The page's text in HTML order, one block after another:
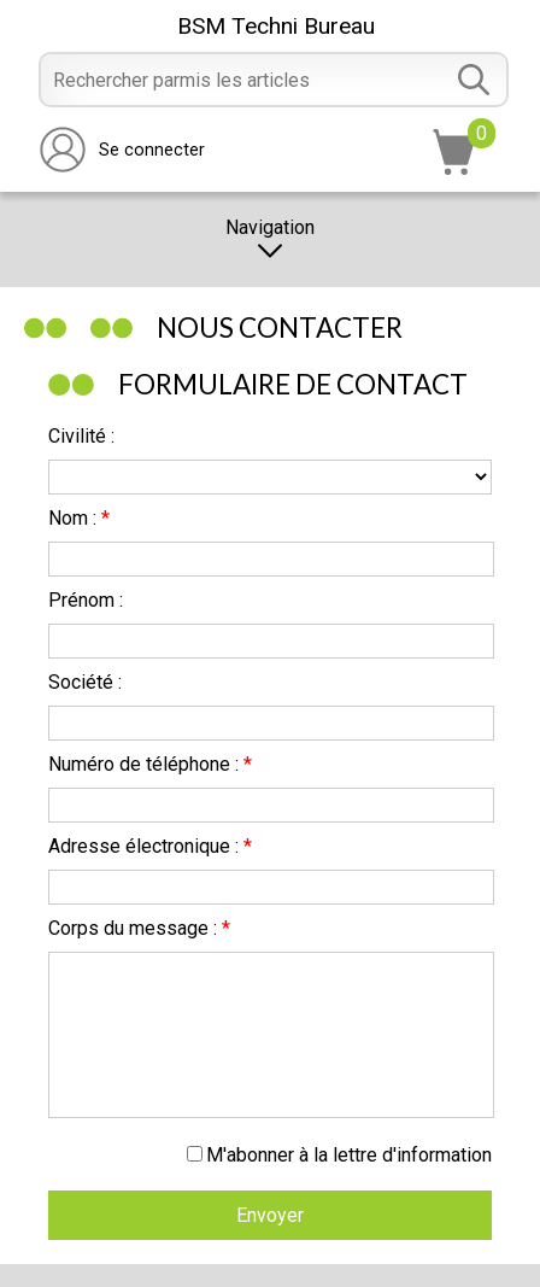
BSM Techni Bureau
Se connecter
0
Navigation
PROMOTION
NOTRE MAGASIN
NOUS CONTACTER
FORMULAIRE DE CONTACT
Civilité :
Nom : *
Prénom :
Société :
Numéro de téléphone : *
Adresse électronique : *
Corps du message : *
M'abonner à la lettre d'information
Envoyer